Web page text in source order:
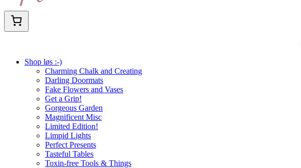
Shop løs :-)
Charming Chalk and Creating
Darling Doormats
Fake Flowers and Vases
Get a Grip!
Gorgeous Garden
Magnificent Misc
Limited Edition!
Limpid Lights
Perfect Presents
Tasteful Tables
Toxin-free Tools & Things